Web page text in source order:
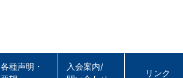
各種声明・
入会案内/
リンク